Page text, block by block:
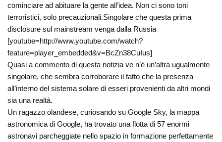
cominciare ad abituare la gente all’idea. Non ci sono toni
terroristici, solo precauzionali.Singolare che questa prima
disclosure sul mainstream venga dalla Russia
[youtube=http://www.youtube.com/watch?
feature=player_embedded&v=BcZn38CuIus]
Quasi a commento di questa notizia ve n’è un’altra ugualmente
singolare, che sembra corroborare il fatto che la presenza
all’interno del sistema solare di esseri provenienti da altri mondi
sia una realtà.
Un ragazzo olandese, curiosando su Google Sky, la mappa
astronomica di Google, ha trovato una flotta di 57 enormi
astronavi parcheggiate nello spazio in formazione perfettamente